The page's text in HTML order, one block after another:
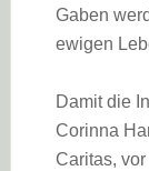
Gaben
ewigen
Damit die
Corinna
Caritas,